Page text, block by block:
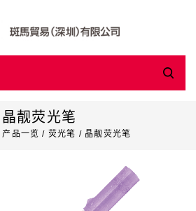
晶靓荧光笔
产品一览 / 荧光笔 / 晶靓荧光笔